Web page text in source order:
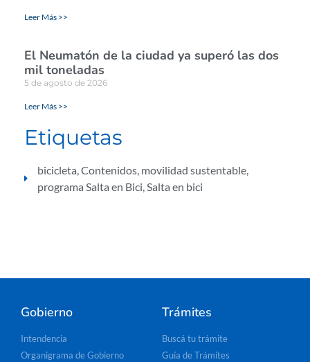
Leer Más >>
El Neumatón de la ciudad ya superó las dos
mil toneladas
5 de agosto de 2026
Leer Más >>
Etiquetas
bicicleta,Contenidos, movilidad sustentable,
programa Salta en Bici,Salta en bici
Gobierno
Intendencia
Organigrama de Gobierno
Trámites
Buscá tu trámite
Guía de Trámites